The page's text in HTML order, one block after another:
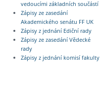
vedoucími základních součástí
Zápisy ze zasedání
Akademického senátu FF UK
Zápisy z jednání Ediční rady
Zápisy ze zasedání Vědecké
rady
Zápisy z jednání komisí fakulty